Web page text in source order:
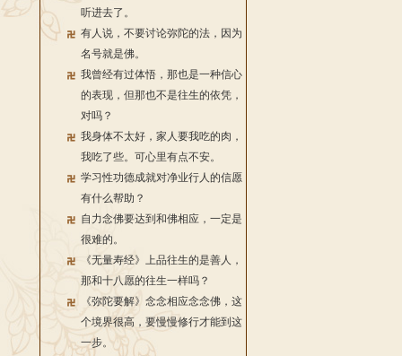
听进去了。
有人说，不要讨论弥陀的法，因为
名号就是佛。
我曾经有过体悟，那也是一种信心
的表现，但那也不是往生的依凭，
对吗？
我身体不太好，家人要我吃的肉，
我吃了些。可心里有点不安。
学习性功德成就对净业行人的信愿
有什么帮助？
自力念佛要达到和佛相应，一定是
很难的。
《无量寿经》上品往生的是善人，
那和十八愿的往生一样吗？
《弥陀要解》念念相应念念佛，这
个境界很高，要慢慢修行才能到这
一步。